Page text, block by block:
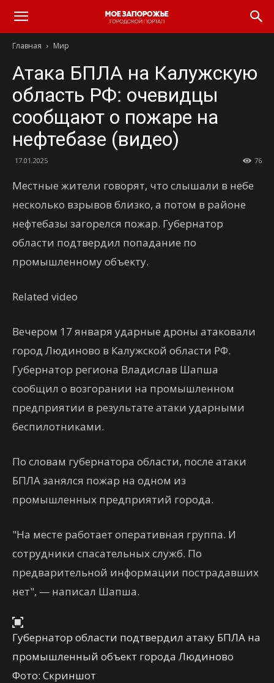
Главная Мир
Атака БПЛА на Калужскую
область РФ: очевидцы
сообщают о пожаре на
нефтебазе (видео)
17.01.2025 76
Местные жители говорят, что слышали в небе
несколько взрывов близко, а потом в районе
нефтебазы загорелся пожар. Губернатор
области подтвердил попадание по
промышленному объекту.
Related video
Вечером 17 января ударные дроны атаковали
город Людиново в Калужской области РФ.
Губернатор региона Владислав Шапша
сообщил о возгорании на промышленном
предприятии в результате атаки ударными
беспилотниками.
По словам губернатора области, после атаки
БПЛА занялся пожар на одном из
промышленных предприятий города.
"На месте работает оперативная группа. И
сотрудники спасательных служб. По
предварительной информации пострадавших
нет", — написал Шапша.
Губернатор области подтвердил атаку БПЛА на
промышленный объект города Людиново
Фото: Скриншот